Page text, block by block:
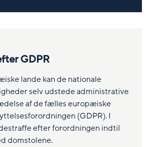
GDPR
lande kan de nationale
selv udstede administrative
af de fælles europæiske
(GDPR). I
efter forordningen indtil
domstolene.